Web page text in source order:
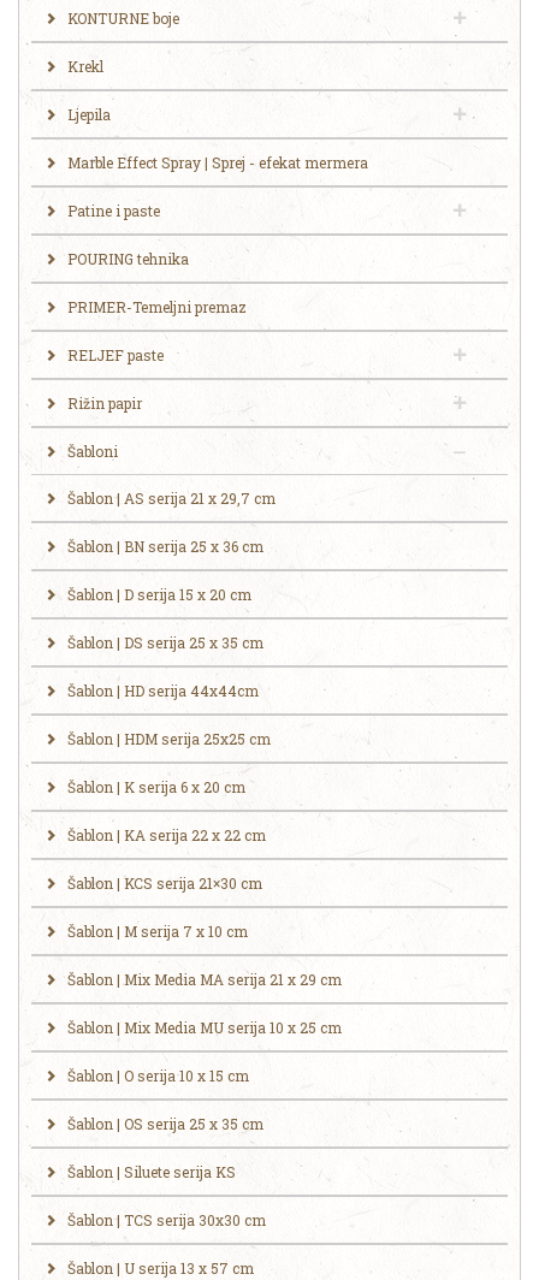
KONTURNE boje
Krekl
Ljepila
Marble Effect Spray | Sprej - efekat mermera
Patine i paste
POURING tehnika
PRIMER-Temeljni premaz
RELJEF paste
Rižin papir
Šabloni
Šablon | AS serija 21 x 29,7 cm
Šablon | BN serija 25 x 36 cm
Šablon | D serija 15 x 20 cm
Šablon | DS serija 25 x 35 cm
Šablon | HD serija 44x44cm
Šablon | HDM serija 25x25 cm
Šablon | K serija 6 x 20 cm
Šablon | KA serija 22 x 22 cm
Šablon | KCS serija 21×30 cm
Šablon | M serija 7 x 10 cm
Šablon | Mix Media MA serija 21 x 29 cm
Šablon | Mix Media MU serija 10 x 25 cm
Šablon | O serija 10 x 15 cm
Šablon | OS serija 25 x 35 cm
Šablon | Siluete serija KS
Šablon | TCS serija 30x30 cm
Šablon | U serija 13 x 57 cm